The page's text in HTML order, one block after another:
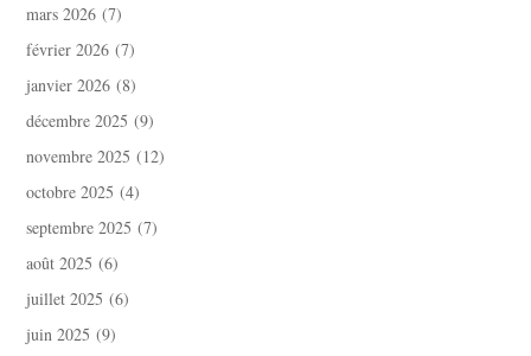
mars 2026 (7)
février 2026 (7)
janvier 2026 (8)
décembre 2025 (9)
novembre 2025 (12)
octobre 2025 (4)
septembre 2025 (7)
août 2025 (6)
juillet 2025 (6)
juin 2025 (9)